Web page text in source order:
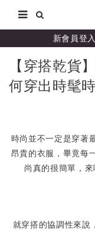
新會員登
【穿搭乾貨
何穿出時髦
時尚並不一定是穿著
昂貴的衣服，畢竟每
尚真的很簡單，
就穿搭的協調性來說